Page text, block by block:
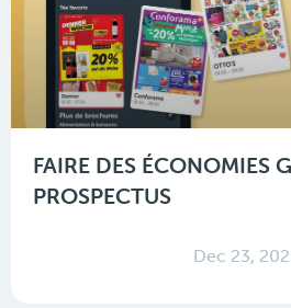
FAIRE DES ÉCONOMIES
PROSPECTUS
Dec 23,